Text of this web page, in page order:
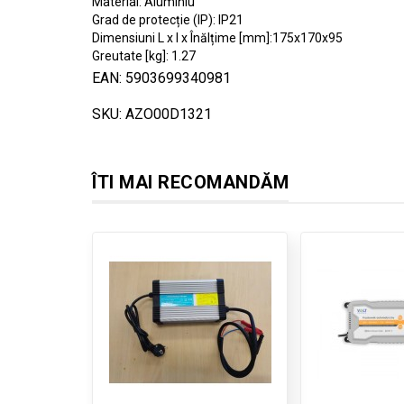
Grad de protecție (IP): IP21
Dimensiuni L x l x Înălțime [mm]:175x170x95
Greutate [kg]: 1.27
EAN: 5903699340981
SKU: AZO00D1321
ÎTI MAI RECOMANDĂM